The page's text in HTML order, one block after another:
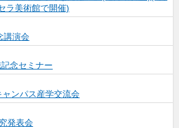
ラ美術館で開催)
講演会
念セミナー
ンパス産学交流会
発表会